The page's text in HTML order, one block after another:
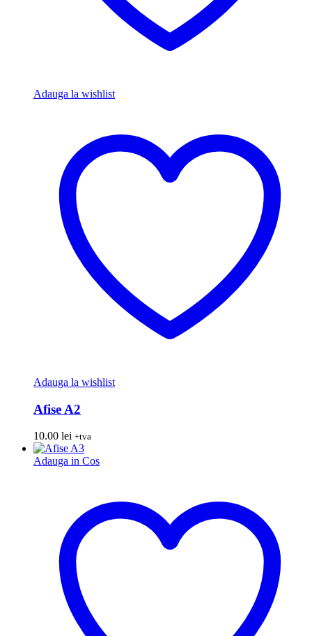
Adauga la wishlist
Adauga la wishlist
Afise A2
10.00 lei +tva
Adauga in Cos